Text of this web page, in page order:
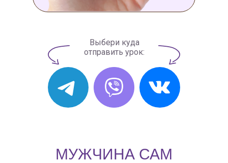
Выбери куда
отправить урок:
МУЖЧИНА САМ